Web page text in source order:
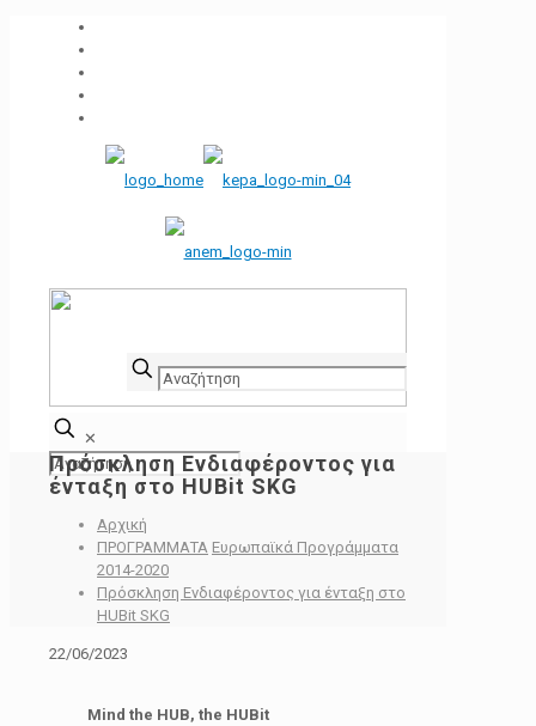
✕
Πρόσκληση Ενδιαφέροντος για
ένταξη στο HUBit SKG
Αρχική
ΠΡΟΓΡΑΜΜΑΤΑ Ευρωπαϊκά Προγράμματα
2014-2020
Πρόσκληση Ενδιαφέροντος για ένταξη στο
HUBit SKG
22/06/2023
Mind the HUB, the HUBit